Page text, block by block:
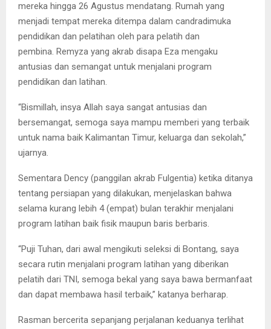
mereka hingga 26 Agustus mendatang. Rumah yang
menjadi tempat mereka ditempa dalam candradimuka
pendidikan dan pelatihan oleh para pelatih dan
pembina. Remyza yang akrab disapa Eza mengaku
antusias dan semangat untuk menjalani program
pendidikan dan latihan.
“Bismillah, insya Allah saya sangat antusias dan
bersemangat, semoga saya mampu memberi yang terbaik
untuk nama baik Kalimantan Timur, keluarga dan sekolah,”
ujarnya.
Sementara Dency (panggilan akrab Fulgentia) ketika ditanya
tentang persiapan yang dilakukan, menjelaskan bahwa
selama kurang lebih 4 (empat) bulan terakhir menjalani
program latihan baik fisik maupun baris berbaris.
“Puji Tuhan, dari awal mengikuti seleksi di Bontang, saya
secara rutin menjalani program latihan yang diberikan
pelatih dari TNI, semoga bekal yang saya bawa bermanfaat
dan dapat membawa hasil terbaik,” katanya berharap.
Rasman bercerita sepanjang perjalanan keduanya terlihat